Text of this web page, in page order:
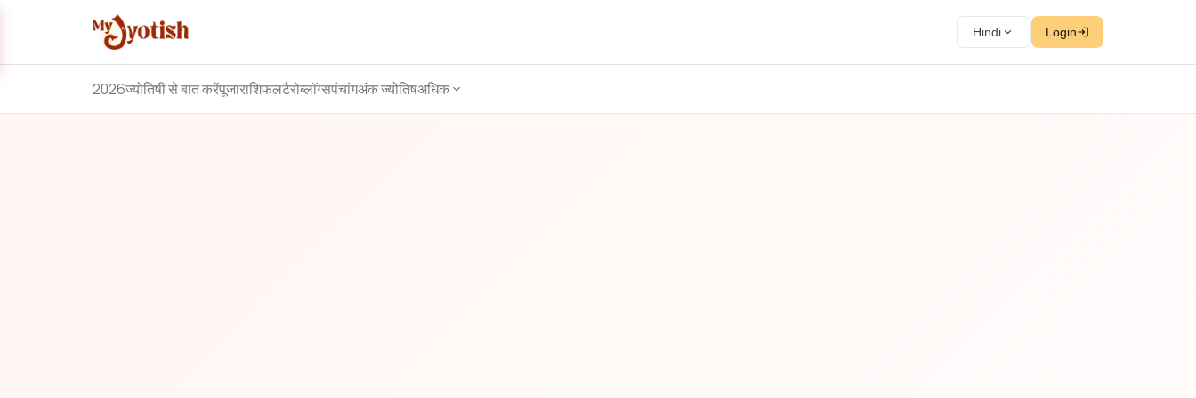
Hindi Login
2026ज्योतिषी से बात करेंपूजाराशिफलटैरोब्लॉग्सपंचांगअंक ज्योतिषअधिक